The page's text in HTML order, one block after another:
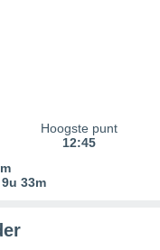
Hoogste punt
12:45
9u 33m